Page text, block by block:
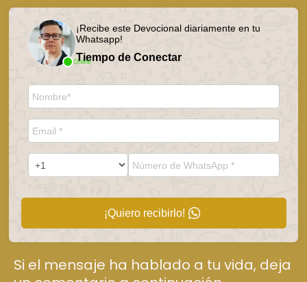
Online
¡Recibe este Devocional diariamente en tu
Whatsapp!
Tiempo de Conectar
¡Quiero recibirlo!
Si el mensaje ha hablado a tu vida, deja